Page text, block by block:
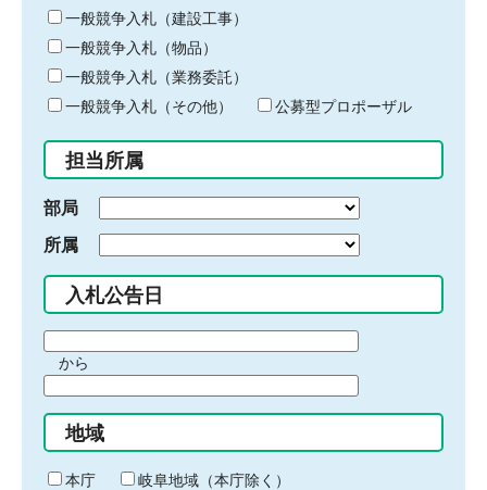
キ
ー
ワ
ー
ド
入
力
一般競争入札（建設工事）
一般競争入札（物品）
一般競争入札（業務委託）
一般競争入札（その他）
公募型プロポーザル
担当所属
部局
所属
入札公告日
間
始
り
から
間
終
わ
地域
本庁
岐阜地域（本庁除く）